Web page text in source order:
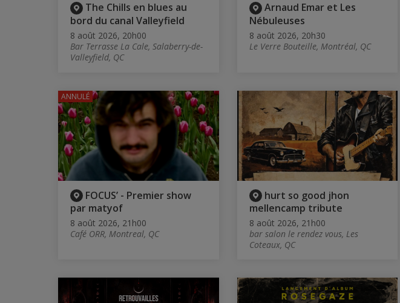
The Chills en blues au
bord du canal Valleyfield
8 août 2026, 20h00
Bar Terrasse La Cale, Salaberry-de-
Valleyfield, QC
Arnaud Emar et Les
Nébuleuses
8 août 2026, 20h30
Le Verre Bouteille, Montréal, QC
FOCUS’ - Premier show
par matyof
8 août 2026, 21h00
Café ORR, Montreal, QC
ANNULÉ
hurt so good jhon
mellencamp tribute
8 août 2026, 21h00
bar salon le rendez vous, Les
Coteaux, QC